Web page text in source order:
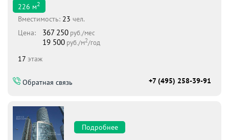
226 м2
Вместимоcть: 23 чел.
Цена:
367 250 руб./мес
19 500 руб./м2/год
17 этаж
Обратная связь +7 (495) 258-39-91
Подробнее